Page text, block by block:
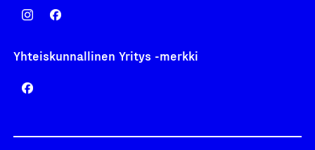
Yhteiskunnallinen Yritys -merkki